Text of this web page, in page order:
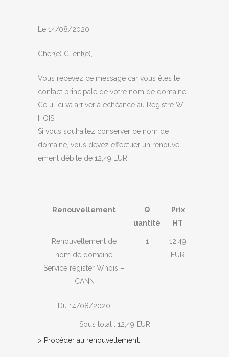
Le 14/08/2020
Cher(e) Client(e),
Vous recevez ce message car vous êtes le
contact principale de votre nom de domaine
Celui-ci va arriver à échéance au Registre W
HOIS.
Si vous souhaitez conserver ce nom de
domaine, vous devez effectuer un r​​​enouvell​​​
em​​​ent débité de 12,49 EUR.
Ren​​​ou​​​ve​​​llemen​​​t
Q
uantité
Prix
HT
Renouvellem​​​ent de
nom de domaine
Service regis​​​ter Whois –
ICANN
Du 14/08/2020
1
12,49
EUR
Sous total : 12,49 EUR
> P​​​r​​​oc​​​​éder au renouve l​​​le​​​ment.